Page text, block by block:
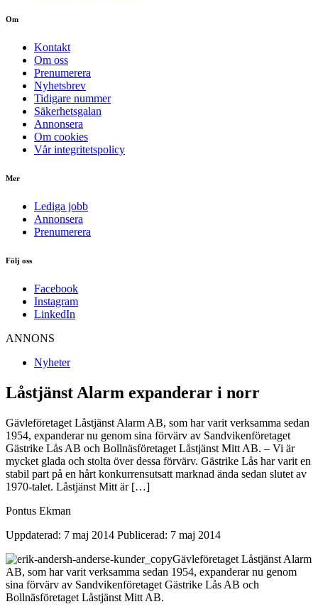
Om
Kontakt
Om oss
Prenumerera
Nyhetsbrev
Tidigare nummer
Säkerhetsgalan
Annonsera
Om cookies
Vår integritetspolicy
Mer
Lediga jobb
Annonsera
Prenumerera
Följ oss
Facebook
Instagram
LinkedIn
ANNONS
Nyheter
Låstjänst Alarm expanderar i norr
Gävleföretaget Låstjänst Alarm AB, som har varit verksamma sedan
1954, expanderar nu genom sina förvärv av Sandvikenföretaget
Gästrike Lås AB och Bollnäsföretaget Låstjänst Mitt AB. – Vi är
mycket glada och stolta över dessa förvärv. Gästrike Lås har varit en
stabil part på en hårt konkurrensutsatt marknad ända sedan slutet av
1970-talet. Låstjänst Mitt är […]
Pontus Ekman
Uppdaterad: 7 maj 2014 Publicerad: 7 maj 2014
Gävleföretaget Låstjänst Alarm
AB, som har varit verksamma sedan 1954, expanderar nu genom
sina förvärv av Sandvikenföretaget Gästrike Lås AB och
Bollnäsföretaget Låstjänst Mitt AB.